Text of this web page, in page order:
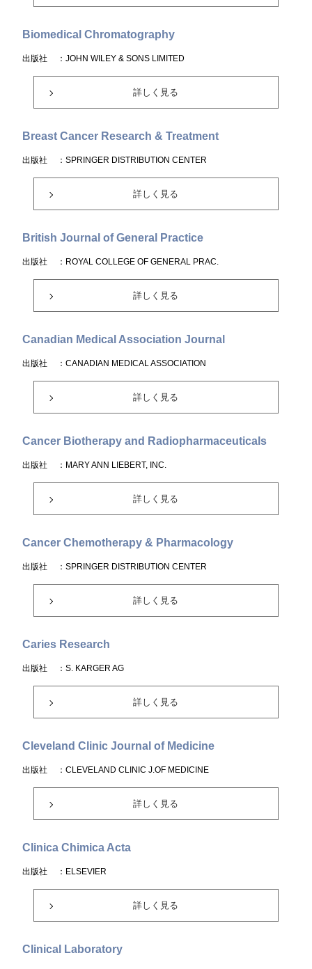
Biomedical Chromatography
出版社 ：JOHN WILEY & SONS LIMITED
詳しく見る
Breast Cancer Research & Treatment
出版社 ：SPRINGER DISTRIBUTION CENTER
詳しく見る
British Journal of General Practice
出版社 ：ROYAL COLLEGE OF GENERAL PRAC.
詳しく見る
Canadian Medical Association Journal
出版社 ：CANADIAN MEDICAL ASSOCIATION
詳しく見る
Cancer Biotherapy and Radiopharmaceuticals
出版社 ：MARY ANN LIEBERT, INC.
詳しく見る
Cancer Chemotherapy & Pharmacology
出版社 ：SPRINGER DISTRIBUTION CENTER
詳しく見る
Caries Research
出版社 ：S. KARGER AG
詳しく見る
Cleveland Clinic Journal of Medicine
出版社 ：CLEVELAND CLINIC J.OF MEDICINE
詳しく見る
Clinica Chimica Acta
出版社 ：ELSEVIER
詳しく見る
Clinical Laboratory